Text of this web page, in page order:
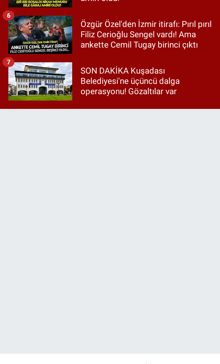
Özgür Özel'den İzmir itirafı: Pırıl pırıl
Filiz Cerioğlu Sengel vardı! Ama
ankette Cemil Tugay birinci çıktı
6
SON DAKİKA Kuşadası
Belediyesi'ne üçüncü dalga
operasyonu! Gözaltılar var
7